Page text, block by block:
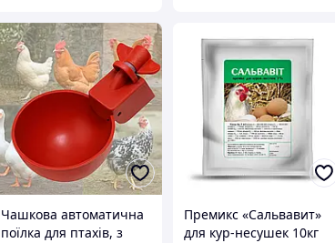
Чашкова автоматична
поїлка для птахів, з
Премикс «Сальвавит»
для кур-несушек 10кг